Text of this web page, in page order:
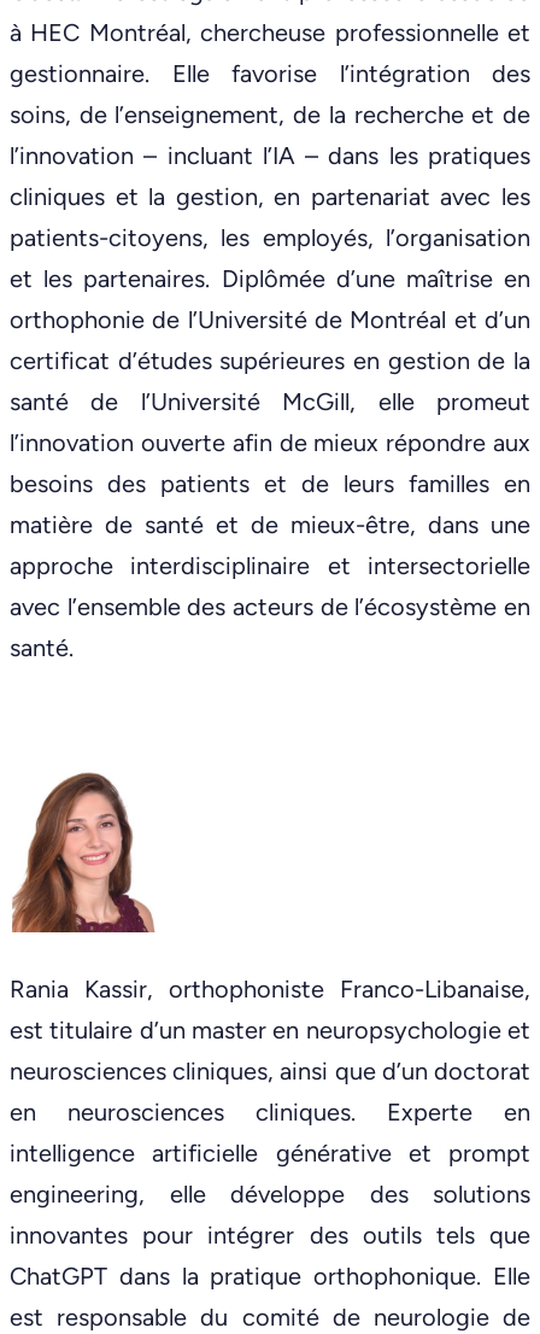
à HEC Montréal, chercheuse professionnelle et
gestionnaire. Elle favorise l’intégration des
soins, de l’enseignement, de la recherche et de
l’innovation – incluant l’IA – dans les pratiques
cliniques et la gestion, en partenariat avec les
patients-citoyens, les employés, l’organisation
et les partenaires. Diplômée d’une maîtrise en
orthophonie de l’Université de Montréal et d’un
certificat d’études supérieures en gestion de la
santé de l’Université McGill, elle promeut
l’innovation ouverte afin de mieux répondre aux
besoins des patients et de leurs familles en
matière de santé et de mieux-être, dans une
approche interdisciplinaire et intersectorielle
avec l’ensemble des acteurs de l’écosystème en
santé.
Rania Kassir, orthophoniste Franco-Libanaise,
est titulaire d’un master en neuropsychologie et
neurosciences cliniques, ainsi que d’un doctorat
en neurosciences cliniques. Experte en
intelligence artificielle générative et prompt
engineering, elle développe des solutions
innovantes pour intégrer des outils tels que
ChatGPT dans la pratique orthophonique. Elle
est responsable du comité de neurologie de